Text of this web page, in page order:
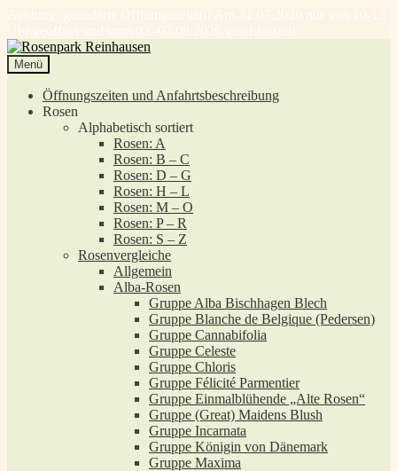
Achtung, geänderte Öffnungszeiten! Am 31.07.2026 nur von 10-13
Uhr geöffnet und vom 03.-07.08.2026 geschlossen!
Zur
Navigation
springen
Zum
Inhalt
springen
Menü
Öffnungszeiten und Anfahrtsbeschreibung
Rosen
Alphabetisch sortiert
Rosen: A
Rosen: B – C
Rosen: D – G
Rosen: H – L
Rosen: M – O
Rosen: P – R
Rosen: S – Z
Rosenvergleiche
Allgemein
Alba-Rosen
Gruppe Alba Bischhagen Blech
Gruppe Blanche de Belgique (Pedersen)
Gruppe Cannabifolia
Gruppe Celeste
Gruppe Chloris
Gruppe Félicité Parmentier
Gruppe Einmalblühende „Alte Rosen“
Gruppe (Great) Maidens Blush
Gruppe Incarnata
Gruppe Königin von Dänemark
Gruppe Maxima